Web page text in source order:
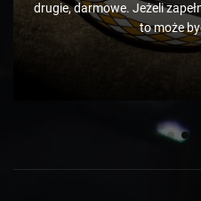
drugie, darmowe. Jeżeli
to może